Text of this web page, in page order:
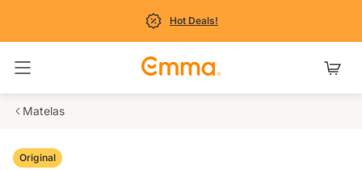
Hot Deals!
Basculer la navigation
Matelas
Original